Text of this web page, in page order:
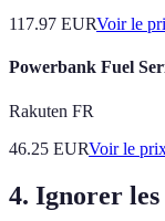
117.97 EURVoir le
Powerbank Fuel
Rakuten FR
46.25 EURVoir le
4. Ignorer les